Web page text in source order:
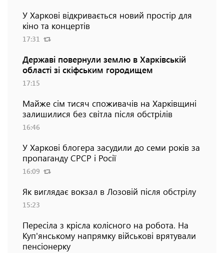
У Харкові відкривається новий простір для
кіно та концертів
17:31
Державі повернули землю в Харківській
області зі скіфським городищем
17:15
Майже сім тисяч споживачів на Харківщині
залишилися без світла після обстрілів
16:46
У Харкові блогера засудили до семи років за
пропаганду СРСР і Росії
16:09
Як виглядає вокзал в Лозовій після обстрілу
15:23
Пересіла з крісла колісного на робота. На
Куп'янському напрямку військові врятували
пенсіонерку